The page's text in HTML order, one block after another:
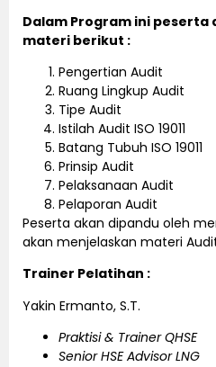
Dalam Program ini
materi berikut :
Pengertian Audit
Ruang Lingkup Audit
Tipe Audit
Istilah Audit ISO 19011
Batang Tubuh ISO 19011
Prinsip Audit
Pelaksanaan Audit
Pelaporan Audit
Peserta akan dipandu oleh
akan menjelaskan materi
Trainer Pelatihan :
Yakin Ermanto, S.T.
Praktisi & Trainer QHSE
Senior HSE Advisor LNG